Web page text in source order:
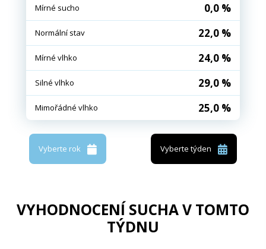
Mírné sucho 0,0 %
Normální stav 22,0 %
Mírné vlhko 24,0 %
Silné vlhko 29,0 %
Mimořádné vlhko 25,0 %
Vyberte rok Vyberte týden
VYHODNOCENÍ SUCHA V TOMTO
TÝDNU